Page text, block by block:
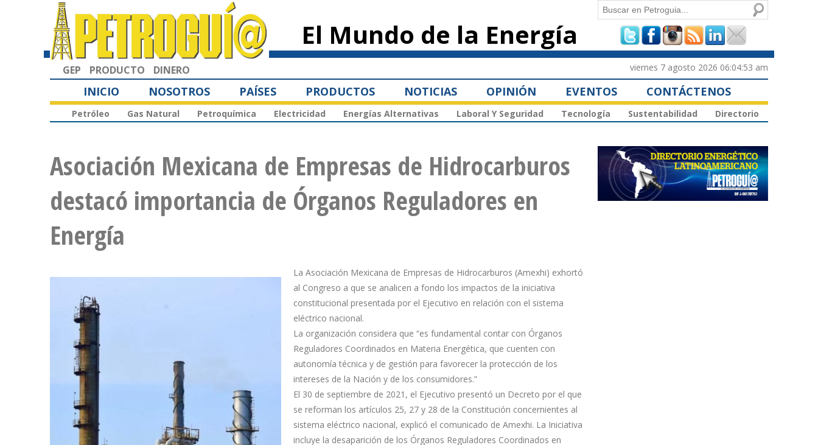
principal
El Mundo de la Energía
Formulario de
búsqueda
Buscar
GEP PRODUCTO DINERO viernes 7 agosto 2026 06:04:53 am
INICIO NOSOTROS PAÍSES PRODUCTOS NOTICIAS OPINIÓN EVENTOS CONTÁCTENOS
Petróleo Gas Natural Petroquímica Electricidad Energías Alternativas Laboral Y Seguridad Tecnología Sustentabilidad Directorio
Asociación Mexicana de Empresas de Hidrocarburos
destacó importancia de Órganos Reguladores en
Energía
La Asociación Mexicana de Empresas de Hidrocarburos (Amexhi) exhortó
al Congreso a que se analicen a fondo los impactos de la iniciativa
constitucional presentada por el Ejecutivo en relación con el sistema
eléctrico nacional.
La organización considera que “es fundamental contar con Órganos
Reguladores Coordinados en Materia Energética, que cuenten con
autonomía técnica y de gestión para favorecer la protección de los
intereses de la Nación y de los consumidores.”
El 30 de septiembre de 2021, el Ejecutivo presentó un Decreto por el que
se reforman los artículos 25, 27 y 28 de la Constitución concernientes al
sistema eléctrico nacional, explicó el comunicado de Amexhi. La Iniciativa
incluye la desaparición de los Órganos Reguladores Coordinados en